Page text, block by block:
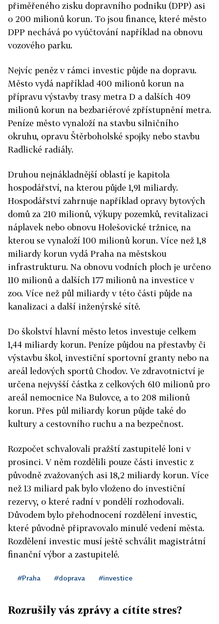
přiměřeného zisku dopravního podniku (DPP) asi
o 200 milionů korun. To jsou finance, které město
DPP nechává po vyúčtování například na obnovu
vozového parku.
Nejvíc peněz v rámci investic půjde na dopravu.
Město vydá například 400 milionů korun na
přípravu výstavby trasy metra D a dalších 409
milionů korun na bezbariérové zpřístupnění metra.
Peníze město vynaloží na stavbu silničního
okruhu, opravu Štěrboholské spojky nebo stavbu
Radlické radiály.
Druhou nejnákladnější oblastí je kapitola
hospodářství, na kterou půjde 1,91 miliardy.
Hospodářství zahrnuje například opravy bytových
domů za 210 milionů, výkupy pozemků, revitalizaci
náplavek nebo obnovu Holešovické tržnice, na
kterou se vynaloží 100 milionů korun. Více než 1,8
miliardy korun vydá Praha na městskou
infrastrukturu. Na obnovu vodních ploch je určeno
110 milionů a dalších 177 milionů na investice v
zoo. Více než půl miliardy v této části půjde na
kanalizaci a další inženýrské sítě.
Do školství hlavní město letos investuje celkem
1,44 miliardy korun. Peníze půjdou na přestavby či
výstavbu škol, investiční sportovní granty nebo na
areál ledových sportů Chodov. Ve zdravotnictví je
určena nejvyšší částka z celkových 610 milionů pro
areál nemocnice Na Bulovce, a to 208 milionů
korun. Přes půl miliardy korun půjde také do
kultury a cestovního ruchu a na bezpečnost.
Rozpočet schvalovali pražští zastupitelé loni v
prosinci. V něm rozdělili pouze části investic z
původně zvažovaných asi 18,2 miliardy korun. Více
než 13 miliard pak bylo vloženo do investiční
rezervy, o které radní v pondělí rozhodovali.
Důvodem bylo přehodnocení rozdělení investic,
které původně připravovalo minulé vedení města.
Rozdělení investic musí ještě schválit magistrátní
finanční výbor a zastupitelé.
#Praha #doprava #investice
Rozrušily vás zprávy a cítíte stres?